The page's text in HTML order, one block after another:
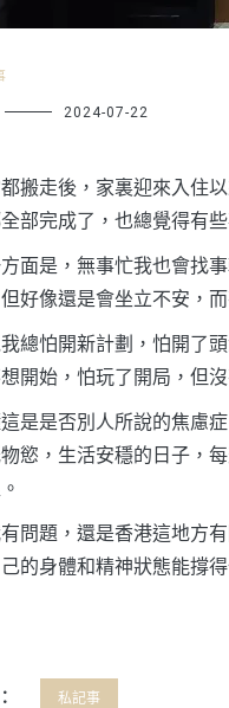
2024-07-22
搬走後，家裏迎來入住
部完成了，也總覺得有
面是，無事忙我也會找
好像還是會坐立不安，
總怕開新計劃，怕開了
開始，怕玩了開局，但
是是否別人所說的焦慮
慾，生活安穩的日子，
問題，還是香港這地方
的身體和精神狀態能撐
私記事